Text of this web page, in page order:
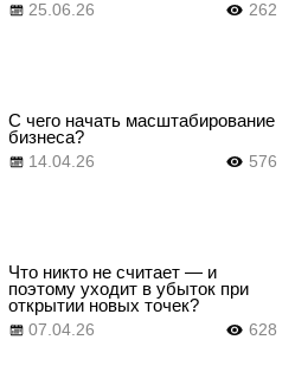
25.06.26
262
С чего начать масштабирование
бизнеса?
14.04.26
576
Что никто не считает — и
поэтому уходит в убыток при
открытии новых точек?
07.04.26
628